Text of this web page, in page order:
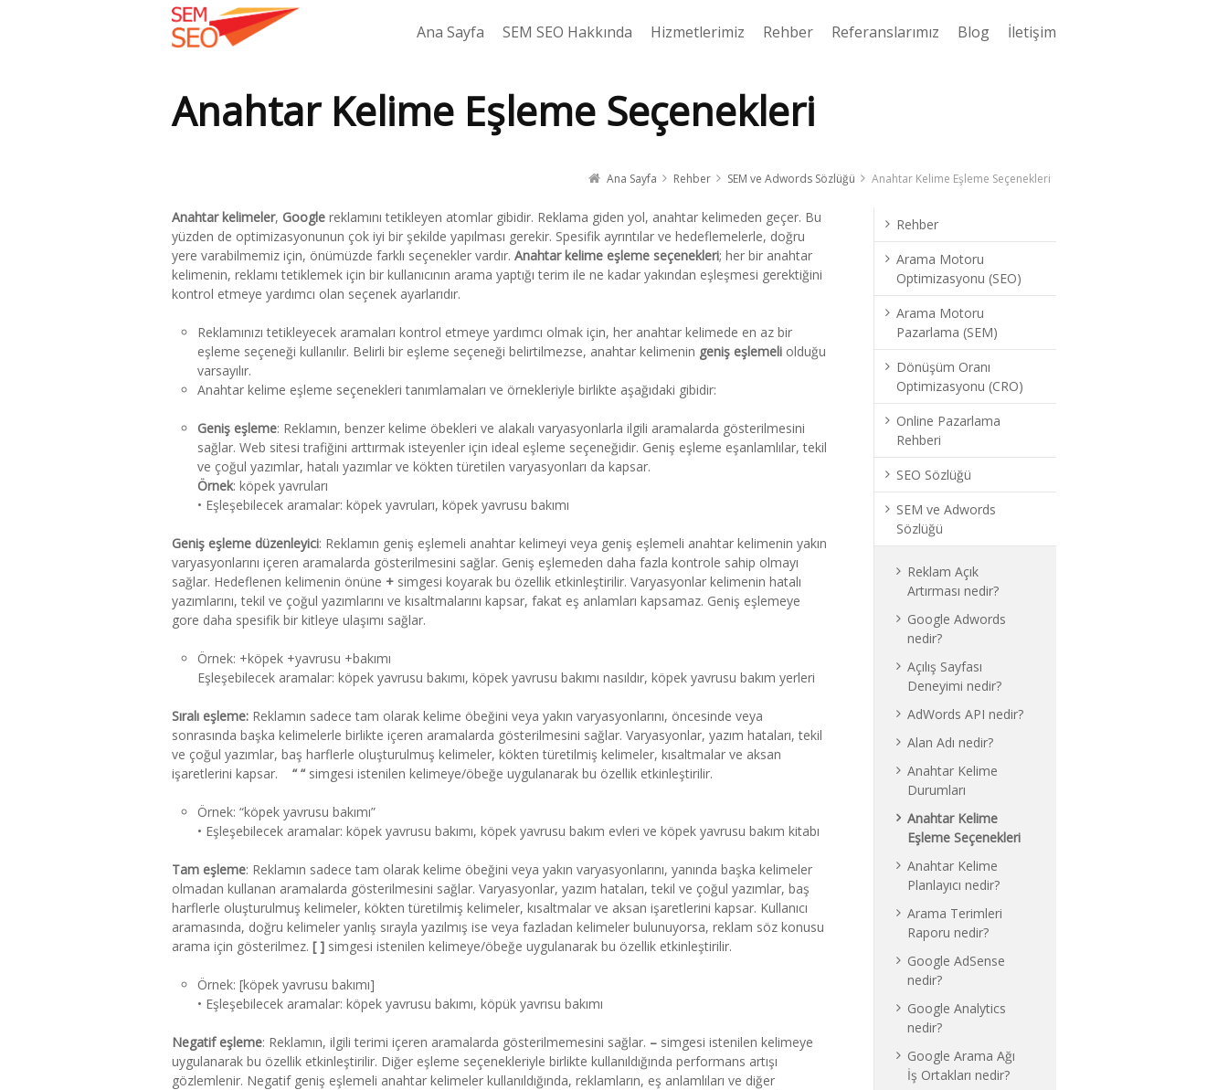
Ana Sayfa SEM SEO Hakkında Hizmetlerimiz Rehber Referanslarımız Blog İletişim
Anahtar Kelime Eşleme Seçenekleri
Ana Sayfa Rehber SEM ve Adwords Sözlüğü Anahtar Kelime Eşleme Seçenekleri
Anahtar kelimeler, Google reklamını tetikleyen atomlar gibidir. Reklama giden yol, anahtar kelimeden geçer. Bu
yüzden de optimizasyonunun çok iyi bir şekilde yapılması gerekir. Spesifik ayrıntılar ve hedeflemelerle, doğru
yere varabilmemiz için, önümüzde farklı seçenekler vardır. Anahtar kelime eşleme seçenekleri; her bir anahtar
kelimenin, reklamı tetiklemek için bir kullanıcının arama yaptığı terim ile ne kadar yakından eşleşmesi gerektiğini
kontrol etmeye yardımcı olan seçenek ayarlarıdır.
Reklamınızı tetikleyecek aramaları kontrol etmeye yardımcı olmak için, her anahtar kelimede en az bir
eşleme seçeneği kullanılır. Belirli bir eşleme seçeneği belirtilmezse, anahtar kelimenin geniş eşlemeli olduğu
varsayılır.
Anahtar kelime eşleme seçenekleri tanımlamaları ve örnekleriyle birlikte aşağıdaki gibidir:
Geniş eşleme: Reklamın, benzer kelime öbekleri ve alakalı varyasyonlarla ilgili aramalarda gösterilmesini
sağlar. Web sitesi trafiğini arttırmak isteyenler için ideal eşleme seçeneğidir. Geniş eşleme eşanlamlılar, tekil
ve çoğul yazımlar, hatalı yazımlar ve kökten türetilen varyasyonları da kapsar.
Örnek: köpek yavruları
• Eşleşebilecek aramalar: köpek yavruları, köpek yavrusu bakımı
Geniş eşleme düzenleyici: Reklamın geniş eşlemeli anahtar kelimeyi veya geniş eşlemeli anahtar kelimenin yakın
varyasyonlarını içeren aramalarda gösterilmesini sağlar. Geniş eşlemeden daha fazla kontrole sahip olmayı
sağlar. Hedeflenen kelimenin önüne + simgesi koyarak bu özellik etkinleştirilir. Varyasyonlar kelimenin hatalı
yazımlarını, tekil ve çoğul yazımlarını ve kısaltmalarını kapsar, fakat eş anlamları kapsamaz. Geniş eşlemeye
gore daha spesifik bir kitleye ulaşımı sağlar.
Örnek: +köpek +yavrusu +bakımı
Eşleşebilecek aramalar: köpek yavrusu bakımı, köpek yavrusu bakımı nasıldır, köpek yavrusu bakım yerleri
Sıralı eşleme: Reklamın sadece tam olarak kelime öbeğini veya yakın varyasyonlarını, öncesinde veya
sonrasında başka kelimelerle birlikte içeren aramalarda gösterilmesini sağlar. Varyasyonlar, yazım hataları, tekil
ve çoğul yazımlar, baş harflerle oluşturulmuş kelimeler, kökten türetilmiş kelimeler, kısaltmalar ve aksan
işaretlerini kapsar. “ “simgesi istenilen kelimeye/öbeğe uygulanarak bu özellik etkinleştirilir.
Örnek: “köpek yavrusu bakımı”
• Eşleşebilecek aramalar: köpek yavrusu bakımı, köpek yavrusu bakım evleri ve köpek yavrusu bakım kitabı
Tam eşleme: Reklamın sadece tam olarak kelime öbeğini veya yakın varyasyonlarını, yanında başka kelimeler
olmadan kullanan aramalarda gösterilmesini sağlar. Varyasyonlar, yazım hataları, tekil ve çoğul yazımlar, baş
harflerle oluşturulmuş kelimeler, kökten türetilmiş kelimeler, kısaltmalar ve aksan işaretlerini kapsar. Kullanıcı
aramasında, doğru kelimeler yanlış sırayla yazılmış ise veya fazladan kelimeler bulunuyorsa, reklam söz konusu
arama için gösterilmez. [ ] simgesi istenilen kelimeye/öbeğe uygulanarak bu özellik etkinleştirilir.
Örnek: [köpek yavrusu bakımı]
• Eşleşebilecek aramalar: köpek yavrusu bakımı, köpük yavrısu bakımı
Negatif eşleme: Reklamın, ilgili terimi içeren aramalarda gösterilmemesini sağlar. – simgesi istenilen kelimeye
uygulanarak bu özellik etkinleştirilir. Diğer eşleme seçenekleriyle birlikte kullanıldığında performans artışı
gözlemlenir. Negatif geniş eşlemeli anahtar kelimeler kullanıldığında, reklamların, eş anlamlıları ve diğer
Rehber
Arama Motoru
Optimizasyonu (SEO)
Arama Motoru
Pazarlama (SEM)
Dönüşüm Oranı
Optimizasyonu (CRO)
Online Pazarlama
Rehberi
SEO Sözlüğü
SEM ve Adwords
Sözlüğü
Reklam Açık
Artırması nedir?
Google Adwords
nedir?
Açılış Sayfası
Deneyimi nedir?
AdWords API nedir?
Alan Adı nedir?
Anahtar Kelime
Durumları
Anahtar Kelime
Eşleme Seçenekleri
Anahtar Kelime
Planlayıcı nedir?
Arama Terimleri
Raporu nedir?
Google AdSense
nedir?
Google Analytics
nedir?
Google Arama Ağı
İş Ortakları nedir?